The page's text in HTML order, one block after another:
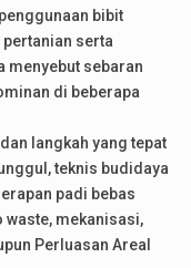
bibit
serta
menyebut sebaran
di beberapa
langkah yang tepat
teknis budidaya
padi bebas
mekanisasi,
Perluasan Areal